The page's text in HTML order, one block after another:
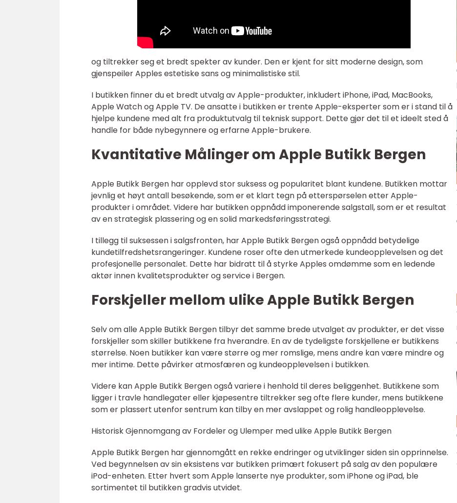
og tiltrekker seg et bredt spekter av kunder. Den er kjent for sitt moderne design, som
gjenspeiler Apples estetiske sans og minimalistiske stil.
I butikken finner du et bredt utvalg av Apple-produkter, inkludert iPhone, iPad, MacBooks,
Apple Watch og Apple TV. De ansatte i butikken er trente Apple-eksperter som er i stand til å
hjelpe kundene med alt fra produktutvalg til teknisk support. Dette gjør det til et ideelt sted å
handle for både nybegynnere og erfarne Apple-brukere.
Kvantitative Målinger om Apple Butikk Bergen
Apple Butikk Bergen har opplevd stor suksess og popularitet blant kundene. Butikken mottar
jevnlig et høyt antall besøkende, som er et klart tegn på etterspørselen etter Apple-
produkter i området. Videre har butikken oppnådd imponerende salgstall, som er et resultat
av en strategisk plassering og en solid markedsføringsstrategi.
I tillegg til suksessen i salgsfronten, har Apple Butikk Bergen også oppnådd betydelige
kundetilfredshetsrangeringer. Kundene roser ofte den utmerkede kundeopplevelsen og det
profesjonelle personalet. Dette har bidratt til å styrke Apples omdømme som en ledende
aktør innen kvalitetsprodukter og service i Bergen.
Forskjeller mellom ulike Apple Butikk Bergen
Selv om alle Apple Butikk Bergen tilbyr det samme brede utvalget av produkter, er det visse
forskjeller som skiller butikkene fra hverandre. En av de tydeligste forskjellene er butikkens
størrelse. Noen butikker kan være større og mer romslige, mens andre kan være mindre og
mer intime. Dette påvirker atmosfæren og kundeopplevelsen i butikken.
Videre kan Apple Butikk Bergen også variere i henhold til deres beliggenhet. Butikkene som
ligger i travle handlegater eller kjøpesentre tiltrekker seg ofte flere kunder, mens butikkene
som er plassert utenfor sentrum kan tilby en mer avslappet og rolig handleopplevelse.
Historisk Gjennomgang av Fordeler og Ulemper med ulike Apple Butikk Bergen
Apple Butikk Bergen har gjennomgått en rekke endringer og utviklinger siden sin opprinnelse.
Ved begynnelsen av sin eksistens var butikken primært fokusert på salg av den populære
iPod-enheten. Etter hvert som Apple lanserte nye produkter, som iPhone og iPad, ble
sortimentet til butikken gradvis utvidet.